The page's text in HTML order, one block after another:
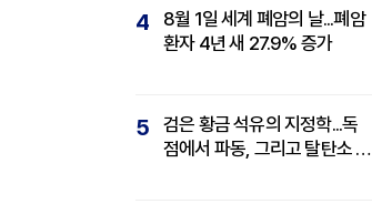
4
8월 1일 세계 폐암의 날...폐암
환자 4년 새 27.9% 증가
5
검은 황금 석유의 지정학...독
점에서 파동, 그리고 탈탄소 패